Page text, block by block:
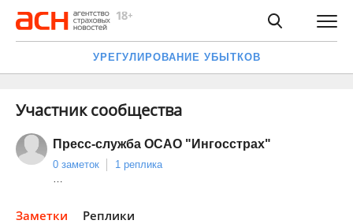
УРЕГУЛИРОВАНИЕ УБЫТКОВ
Участник сообщества
Пресс-служба ОСАО "Ингосстрах"
0 заметок
1 реплика
…
Заметки Реплики